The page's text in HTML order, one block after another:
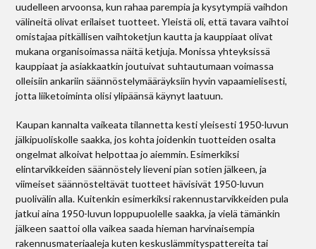
uudelleen arvoonsa, kun rahaa parempia ja kysytympiä vaihdon
välineitä olivat erilaiset tuotteet. Yleistä oli, että tavara vaihtoi
omistajaa pitkällisen vaihtoketjun kautta ja kauppiaat olivat
mukana organisoimassa näitä ketjuja. Monissa yhteyksissä
kauppiaat ja asiakkaatkin joutuivat suhtautumaan voimassa
olleisiin ankariin säännöstelymääräyksiin hyvin vapaamielisesti,
jotta liiketoiminta olisi ylipäänsä käynyt laatuun.
Kaupan kannalta vaikeata tilannetta kesti yleisesti 1950-luvun
jälkipuoliskolle saakka, jos kohta joidenkin tuotteiden osalta
ongelmat alkoivat helpottaa jo aiemmin. Esimerkiksi
elintarvikkeiden säännöstely lieveni pian sotien jälkeen, ja
viimeiset säännösteltävät tuotteet hävisivät 1950-luvun
puolivälin alla. Kuitenkin esimerkiksi rakennustarvikkeiden pula
jatkui aina 1950-luvun loppupuolelle saakka, ja vielä tämänkin
jälkeen saattoi olla vaikea saada hieman harvinaisempia
rakennusmateriaaleja kuten keskuslämmityspattereita tai